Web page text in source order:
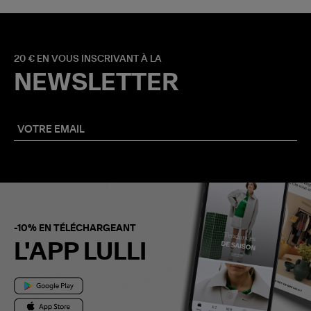
20 € EN VOUS INSCRIVANT À LA
NEWSLETTER
-10% EN TÉLÉCHARGEANT
L'APP LULLI